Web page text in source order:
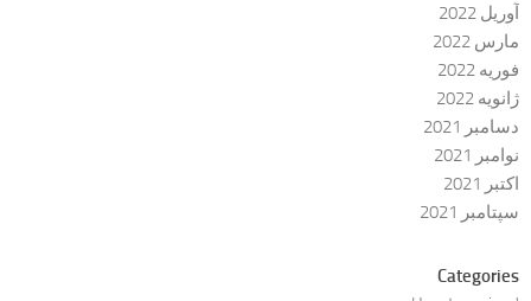
آوریل 2022
مارس 2022
فوریه 2022
ژانویه 2022
دسامبر 2021
نوامبر 2021
اکتبر 2021
سپتامبر 2021
Categories